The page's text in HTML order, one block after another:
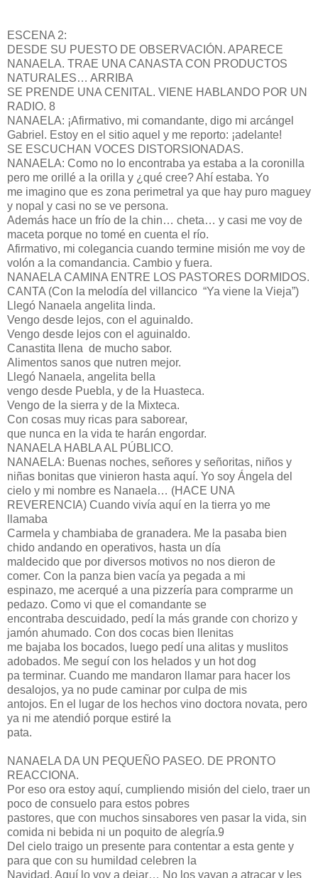
ESCENA 2:
DESDE SU PUESTO DE OBSERVACIÓN. APARECE
NANAELA. TRAE UNA CANASTA CON PRODUCTOS
NATURALES… ARRIBA
SE PRENDE UNA CENITAL. VIENE HABLANDO POR UN
RADIO. 8
NANAELA: ¡Afirmativo, mi comandante, digo mi arcángel
Gabriel. Estoy en el sitio aquel y me reporto: ¡adelante!
SE ESCUCHAN VOCES DISTORSIONADAS.
NANAELA: Como no lo encontraba ya estaba a la coronilla
pero me orillé a la orilla y ¿qué cree? Ahí estaba. Yo
me imagino que es zona perimetral ya que hay puro maguey
y nopal y casi no se ve persona.
Además hace un frío de la chin… cheta… y casi me voy de
maceta porque no tomé en cuenta el río.
Afirmativo, mi colegancia cuando termine misión me voy de
volón a la comandancia. Cambio y fuera.
NANAELA CAMINA ENTRE LOS PASTORES DORMIDOS.
CANTA (Con la melodía del villancico “Ya viene la Vieja”)
Llegó Nanaela angelita linda.
Vengo desde lejos, con el aguinaldo.
Vengo desde lejos con el aguinaldo.
Canastita llena de mucho sabor.
Alimentos sanos que nutren mejor.
Llegó Nanaela, angelita bella
vengo desde Puebla, y de la Huasteca.
Vengo de la sierra y de la Mixteca.
Con cosas muy ricas para saborear,
que nunca en la vida te harán engordar.
NANAELA HABLA AL PÚBLICO.
NANAELA: Buenas noches, señores y señoritas, niños y
niñas bonitas que vinieron hasta aquí. Yo soy Ángela del
cielo y mi nombre es Nanaela… (HACE UNA
REVERENCIA) Cuando vivía aquí en la tierra yo me
llamaba
Carmela y chambiaba de granadera. Me la pasaba bien
chido andando en operativos, hasta un día
maldecido que por diversos motivos no nos dieron de
comer. Con la panza bien vacía ya pegada a mi
espinazo, me acerqué a una pizzería para comprarme un
pedazo. Como vi que el comandante se
encontraba descuidado, pedí la más grande con chorizo y
jamón ahumado. Con dos cocas bien llenitas
me bajaba los bocados, luego pedí una alitas y muslitos
adobados. Me seguí con los helados y un hot dog
pa terminar. Cuando me mandaron llamar para hacer los
desalojos, ya no pude caminar por culpa de mis
antojos. En el lugar de los hechos vino doctora novata, pero
ya ni me atendió porque estiré la
pata.
NANAELA DA UN PEQUEÑO PASEO. DE PRONTO
REACCIONA.
Por eso ora estoy aquí, cumpliendo misión del cielo, traer un
poco de consuelo para estos pobres
pastores, que con muchos sinsabores ven pasar la vida, sin
comida ni bebida ni un poquito de alegría.9
Del cielo traigo un presente para contentar a esta gente y
para que con su humildad celebren la
Navidad. Aquí lo voy a dejar… No los vayan a atracar y les